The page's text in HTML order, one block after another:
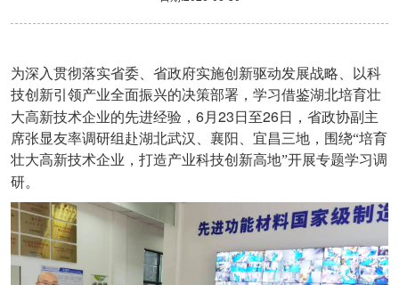
为深入贯彻落实省委、省政府实施创新驱动发展战略、以科
技创新引领产业全面振兴的决策部署，学习借鉴湖北培育壮
大高新技术企业的先进经验， 6月 23 日至26日，省政协副主
席张显友率调研组赴湖北武汉、襄阳、宜昌三地，围绕“培育
壮大高新技术企业，打造产业科技创新高地”开展专题学习调
研。